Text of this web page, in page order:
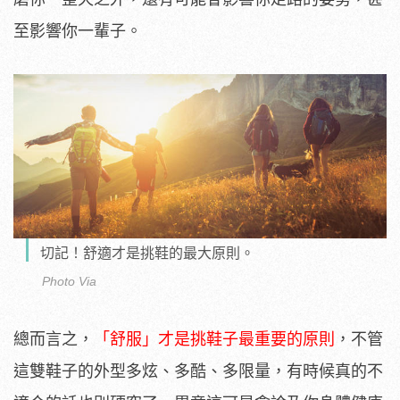
至影響你一輩子。
切記！舒適才是挑鞋的最大原則。
Photo Via
總而言之， 「舒服」才是挑鞋子最重要的原則
，不管
這雙鞋子的外型多炫、多酷、多限量，有時候真的不